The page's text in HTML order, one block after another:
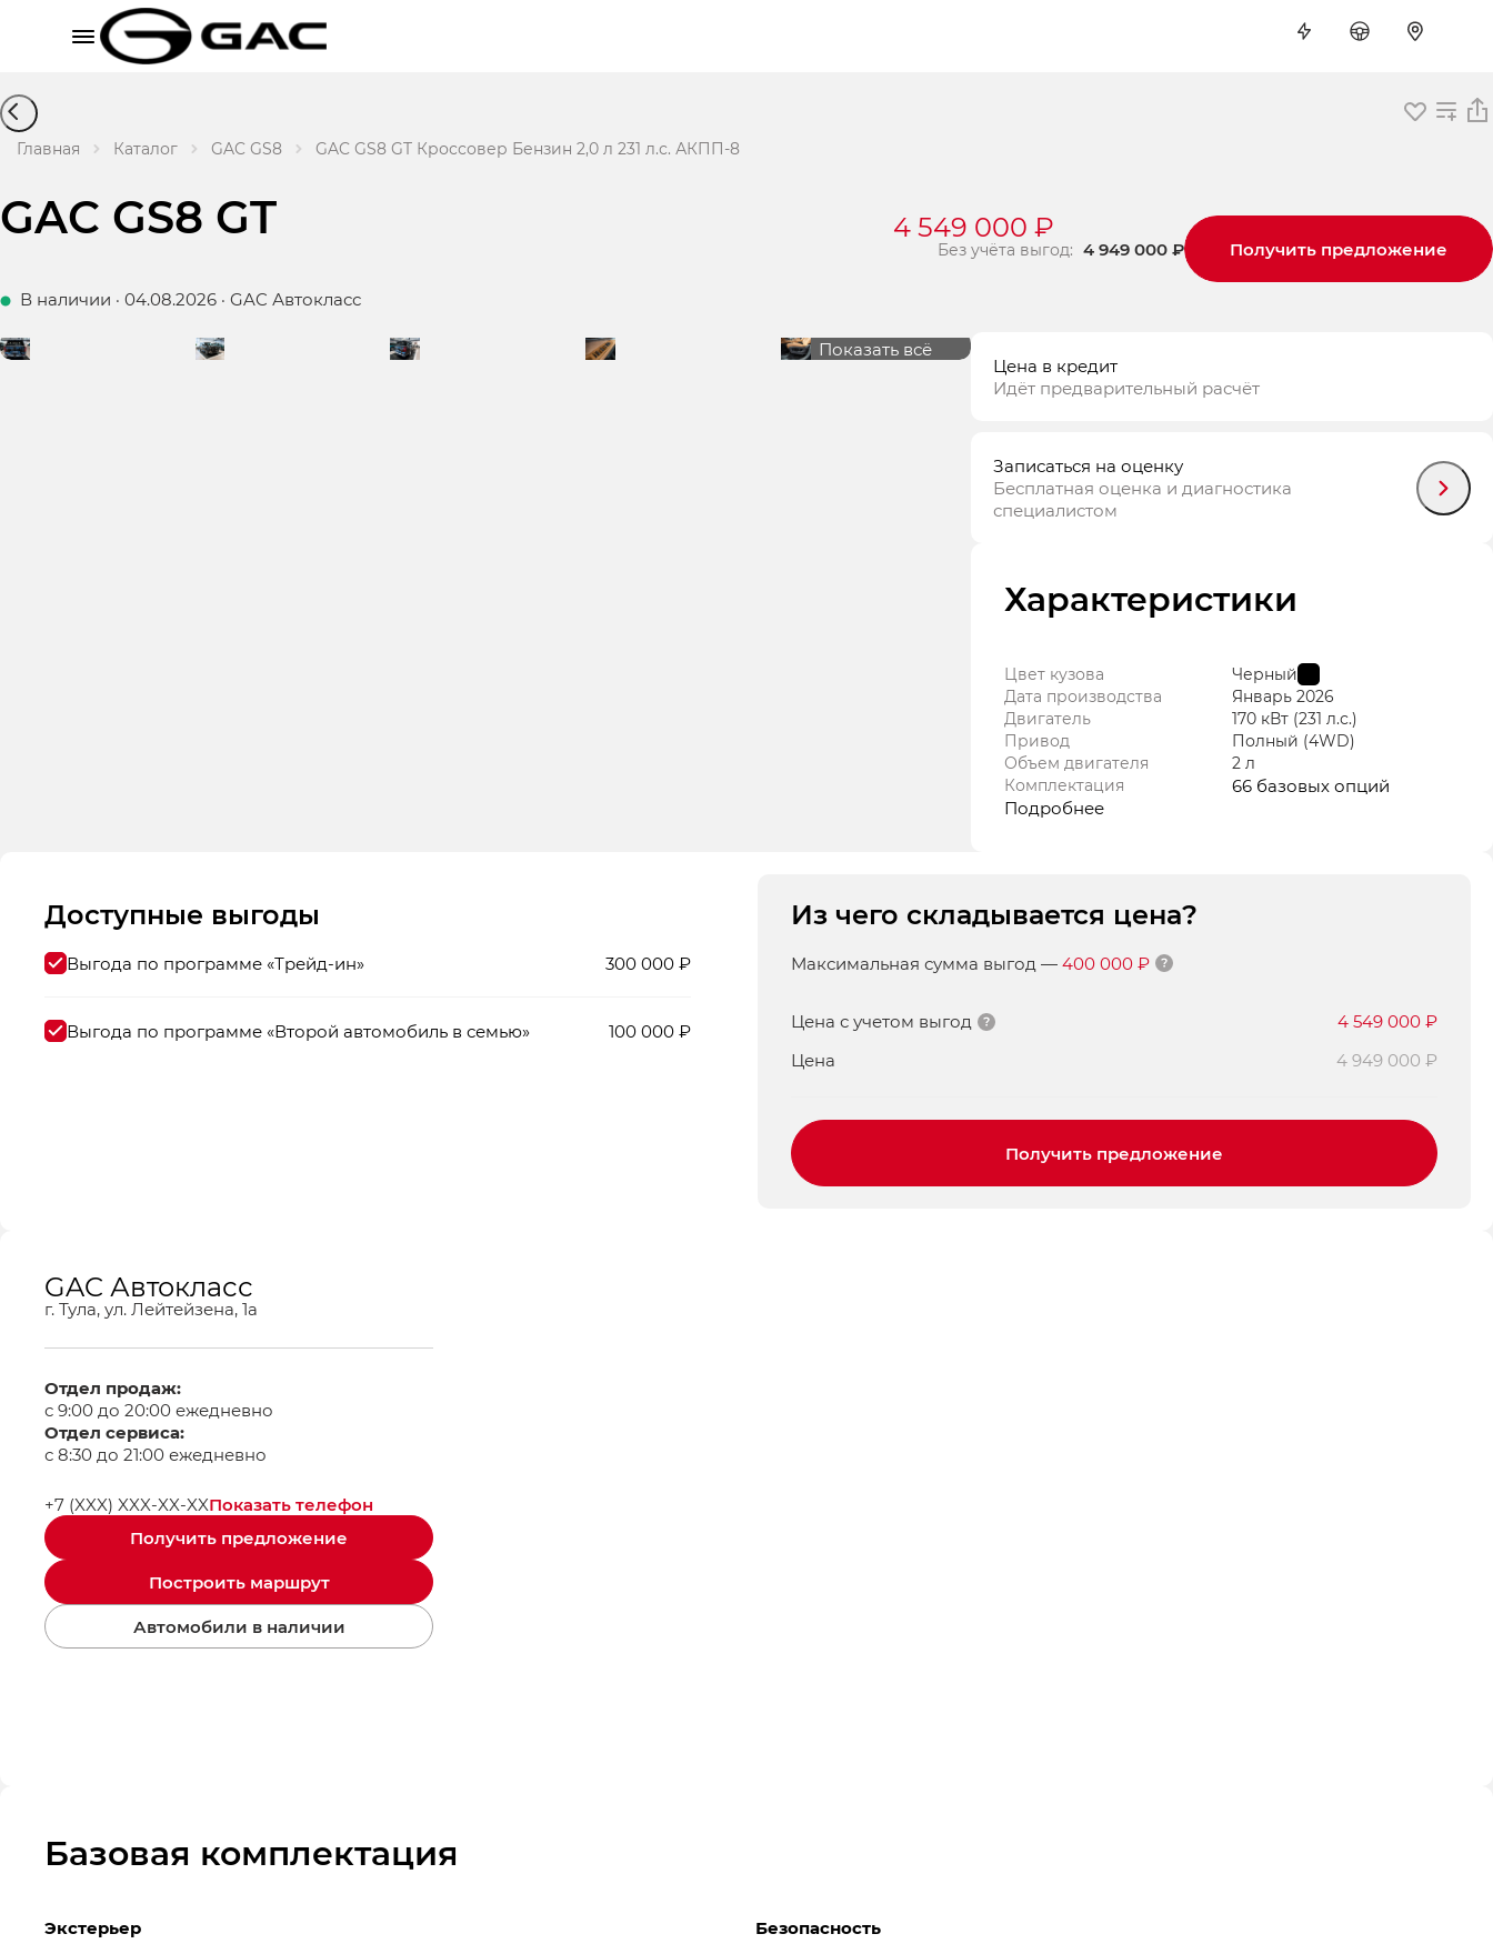
Главная Каталог GAC GS8 GAC GS8 GT Кроссовер Бензин 2,0 л 231 л.с. АКПП-8
GAC GS8 GT
В наличии · 04.08.2026 · GAC Автокласс
4 549 000 ₽
Без учёта выгод: 4 949 000 ₽ Получить предложение
Показать всё
Цена в кредит
Идёт предварительный расчёт
Записаться на оценку
Бесплатная оценка и диагностика
специалистом
Характеристики
Цвет кузова
Черный
Дата производства
Январь 2026
Двигатель
170 кВт(231 л.с.)
Привод
Полный (4WD)
Объем двигателя
2 л
Комплектация
66 базовых опций
Подробнее
Доступные выгоды
300 000 ₽
Выгода по программе «Трейд-ин»
100 000 ₽
Выгода по программе «Второй автомобиль в семью»
Из чего складывается цена?
Максимальная сумма выгод — 400 000 ₽
Цена с учетом выгод
4 549 000 ₽
Цена
4 949 000 ₽
Получить предложение
GAC Автокласс
г. Тула, ул. Лейтейзена, 1а
Отдел продаж:
с 9:00 до 20:00 ежедневно
Отдел сервиса:
с 8:30 до 21:00 ежедневно
Показать телефон
+7 (XXX) XXX-XX-XX
Получить предложение
Построить маршрут
Автомобили в наличии
Базовая комплектация
Экстерьер
Безопасность